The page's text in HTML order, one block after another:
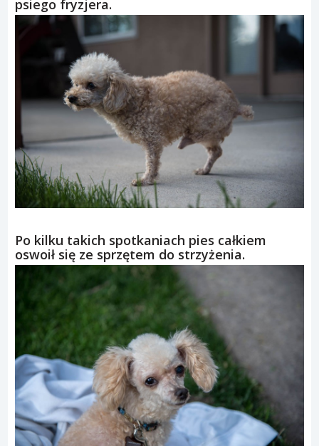
psiego fryzjera.
Po kilku takich spotkaniach pies całkiem
oswoił się ze sprzętem do strzyżenia.